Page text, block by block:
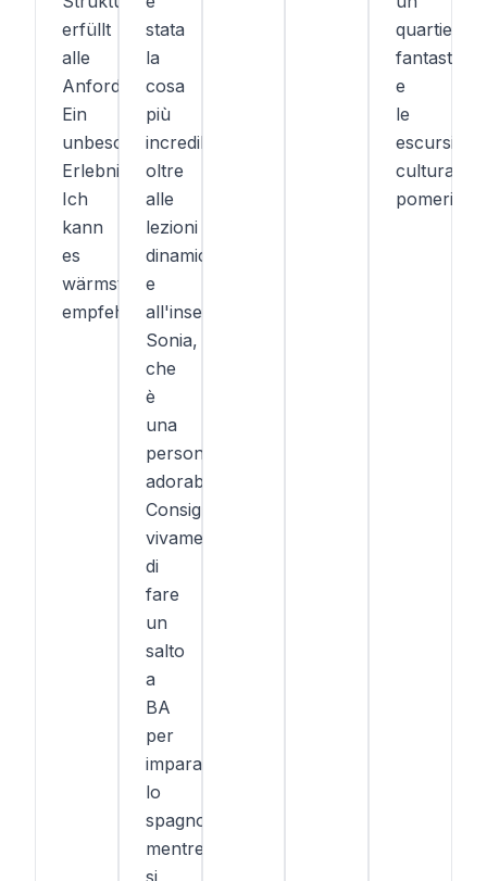
erfüllt
alle
Anforderungen.
Ein
unbeschreibliches
Erlebnis!
Ich
kann
es
wärmstens
empfehlen!
stata
la
cosa
più
incredibile,
oltre
alle
lezioni
dinamiche
e
all'insegnante
Sonia,
che
è
una
persona
adorabile!
Consiglio
vivamente
di
fare
un
salto
a
BA
per
imparare
lo
spagnolo
mentre
si
quartiere
fantastico)
e
le
escursioni
culturali